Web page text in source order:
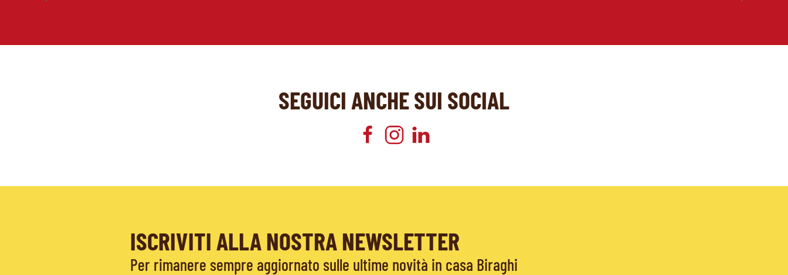
SEGUICI ANCHE SUI SOCIAL
ISCRIVITI ALLA NOSTRA NEWSLETTER
Per rimanere sempre aggiornato sulle ultime novità in casa Biraghi